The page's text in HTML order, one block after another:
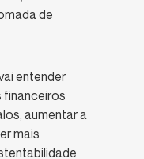
de
entender
aumentar a
mais